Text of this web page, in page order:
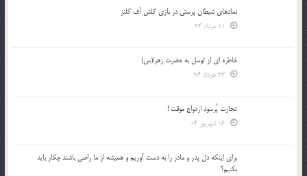
نمادهای شیطان پرستی در بازی کلش آف کلنز
خاطره ای از توسل به حضرت زهرا(س)
تجارت پُرسود ازدواج موقت !
براي اينكه دل پدر و مادر را به دست آوريم و هميشه از ما راضي باشند چكار بايد
بكنيم؟